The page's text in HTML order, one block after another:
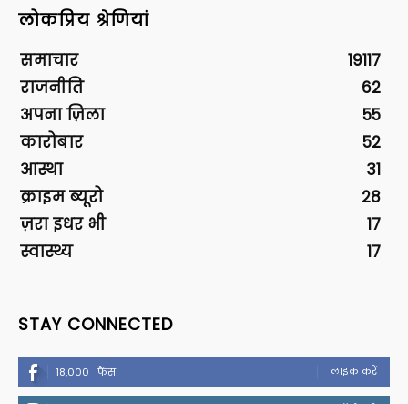
लोकप्रिय श्रेणियां
समाचार
19117
राजनीति
62
अपना ज़िला
55
कारोबार
52
आस्था
31
क्राइम ब्यूरो
28
ज़रा इधर भी
17
स्वास्थ्य
17
STAY CONNECTED
18,000 फैंस लाइक करें